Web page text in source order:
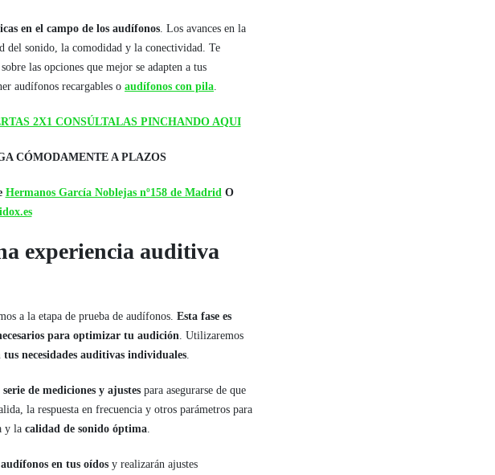
en el campo de los audífonos. Los avances en la
del sonido, la comodidad y la conectividad. Te
las opciones que mejor se adapten a tus
audífonos recargables o audífonos con pila.
2X1 CONSÚLTALAS PINCHANDO AQUI
CÓMODAMENTE A PLAZOS
Hermanos García Noblejas nº158 de MadridO
experiencia auditiva
a la etapa de prueba de audífonos. Esta fase es
para optimizar tu audición. Utilizaremos
necesidades auditivas individuales.
de mediciones y ajustes para asegurarse de que
la respuesta en frecuencia y otros parámetros para
y la calidad de sonido óptima.
en tus oídos y realizarán ajustes